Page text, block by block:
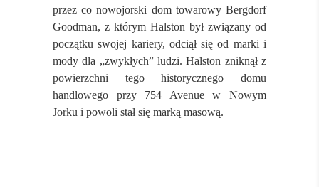
przez co nowojorski dom towarowy Bergdorf
Goodman, z którym Halston był związany od
początku swojej kariery, odciął się od marki i
mody dla „zwykłych” ludzi. Halston zniknął z
powierzchni tego historycznego domu
handlowego przy 754 Avenue w Nowym
Jorku i powoli stał się marką masową.